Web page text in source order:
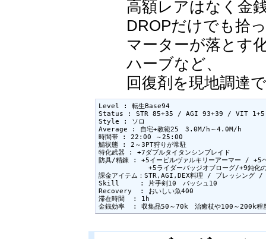
高額レアはなく金
DROPだけでも拾
マーターが落とす
ハーブなど、
回復剤を現地調達
Level : 転生Base94
Status : STR 85+35 / AGI 93+39 / VIT
Style : ソロ
Average : 自宅+教範25　3.0M/h～4.0M/h
時間帯 : 22:00 ～25:00
鯖状態 : 2～3PT狩りが常駐
特化武器 : +7ダブルタイタンシンブレイド
防具/精錬 : +5イービルヴァルキリーアーマー / +5ヘ
+5ライダーバッジオブローグ/+9鈍化の
課金アイテム：STR,AGI,DEX料理 / ブレッシング
Skill     : 片手剣10　バッシュ10
Recovery  : おいしい魚400
滞在時間  : 1h
金銭効率  : 収集品50～70k　治癒杖や100～200k程